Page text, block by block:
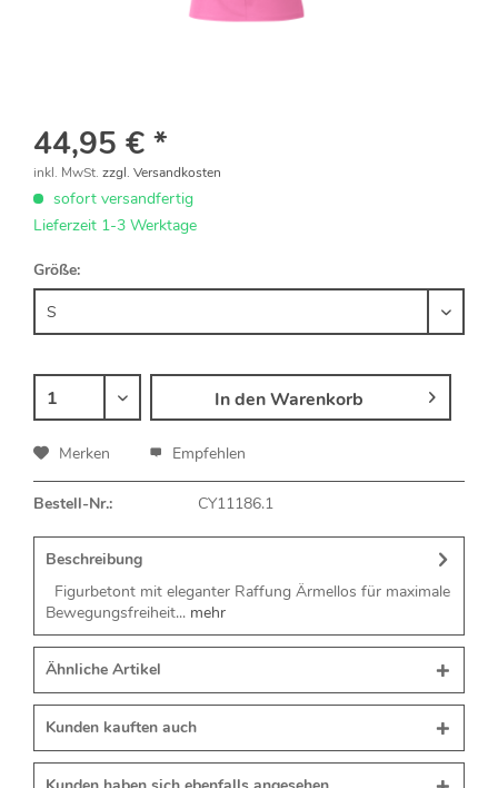
44,95 € *
inkl. MwSt. zzgl. Versandkosten
sofort versandfertig
Lieferzeit 1-3 Werktage
Größe:
In denWarenkorb
Merken Empfehlen
Bestell-Nr.: CY11186.1
Beschreibung
Figurbetont mit eleganter Raffung Ärmellos für maximale
Bewegungsfreiheit... mehr
Ähnliche Artikel
Kunden kauften auch